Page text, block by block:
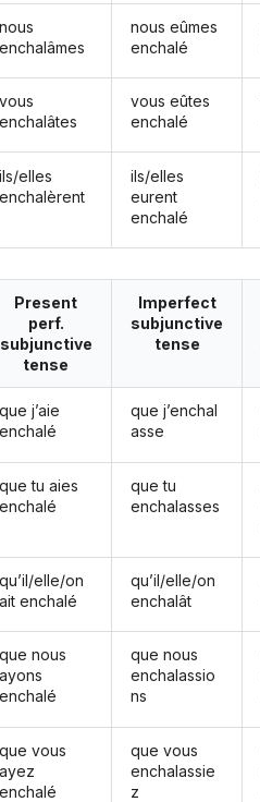
nous
enchalâmes
vous
enchalâtes
ils/elles
enchalèrent
nous eûmes
enchalé
vous eûtes
enchalé
ils/elles
eurent
enchalé
Present
perf.
subjunctive
tense
que j’aie
enchalé
que tu aies
enchalé
qu’il/elle/on
ait enchalé
que nous
ayons
enchalé
que vous
ayez
enchalé
Imperfect
subjunctive
tense
que j’enchal
asse
que tu
enchalasses
qu’il/elle/on
enchalât
que nous
enchalassio
ns
que vous
enchalassie
z